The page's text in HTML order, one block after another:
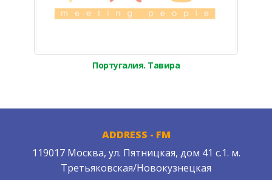
Португалия. Тавира
ADDRESS - FM
119017 Москва, ул. Пятницкая, дом 41 с.1. м.
Третьяковская/Новокузнецкая